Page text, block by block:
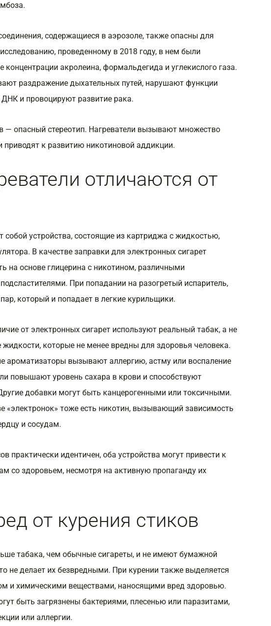
содержащиеся в аэрозоле, также опасны для
проведенному в 2018 году, в нем были
акролеина, формальдегида и углекислого газа.
раздражение дыхательных путей, нарушают функции
и провоцируют развитие рака.
— опасный стереотип. Нагреватели вызывают множество
приводят к развитию никотиновой аддикции.
отличаются от
собой устройства, состоящие из картриджа с жидкостью,
В качестве заправки для электронных сигарет
на основе глицерина с никотином, различными
При попадании на разогретый испаритель,
который и попадает в легкие курильщики.
от электронных сигарет используют реальный табак, а не
которые не менее вредны для здоровья человека.
ароматизаторы вызывают аллергию, астму или воспаление
повышают уровень сахара в крови и способствуют
добавки могут быть канцерогенными или токсичными.
«электронок» тоже есть никотин, вызывающий зависимость
и сосудам.
практически идентичен, оба устройства могут привести к
со здоровьем, несмотря на активную пропаганду их
от курения стиков
табака, чем обычные сигареты, и не имеют бумажной
не делает их безвредными. При курении также выделяется
и химическими веществами, наносящими вред здоровью.
быть загрязнены бактериями, плесенью или паразитами,
или аллергии.